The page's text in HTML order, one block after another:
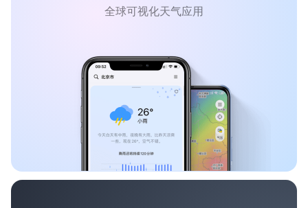
全球可视化天气应用